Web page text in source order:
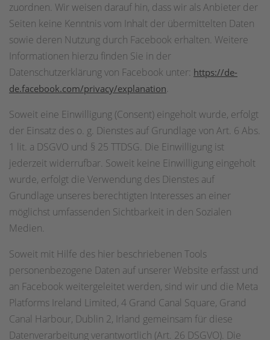
zuordnen. Wir weisen darauf hin, dass wir als Anbieter der
Seiten keine Kenntnis vom Inhalt der übermittelten Daten
sowie deren Nutzung durch Facebook erhalten. Weitere
Informationen hierzu finden Sie in der
Datenschutzerklärung von Facebook unter: https://de-
de.facebook.com/privacy/explanation.
Soweit eine Einwilligung (Consent) eingeholt wurde, erfolgt
der Einsatz des o. g. Dienstes auf Grundlage von Art. 6 Abs.
1 lit. a DSGVO und § 25 TTDSG. Die Einwilligung ist
jederzeit widerrufbar. Soweit keine Einwilligung eingeholt
wurde, erfolgt die Verwendung des Dienstes auf
Grundlage unseres berechtigten Interesses an einer
möglichst umfassenden Sichtbarkeit in den Sozialen
Medien.
Soweit mit Hilfe des hier beschriebenen Tools
personenbezogene Daten auf unserer Website erfasst und
an Facebook weitergeleitet werden, sind wir und die Meta
Platforms Ireland Limited, 4 Grand Canal Square, Grand
Canal Harbour, Dublin 2, Irland gemeinsam für diese
Datenverarbeitung verantwortlich (Art. 26 DSGVO). Die